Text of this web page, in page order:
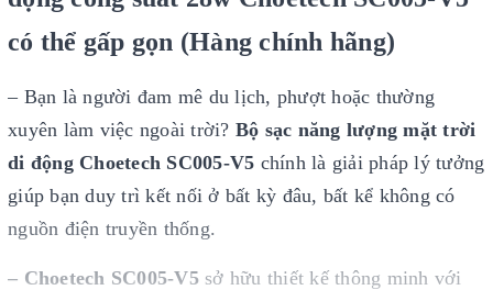
có thể gấp gọn (Hàng chính hãng)
– Bạn là người đam mê du lịch, phượt hoặc thường
xuyên làm việc ngoài trời? Bộ sạc năng lượng mặt trời
di động Choetech SC005-V5 chính là giải pháp lý tưởng
giúp bạn duy trì kết nối ở bất kỳ đâu, bất kể không có
nguồn điện truyền thống.
– Choetech SC005-V5sở hữu thiết kế thông minh với